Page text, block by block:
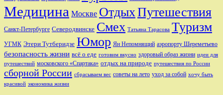
Медицина Москве ОтдыхПутешествия
Санкт-Петербурге Северодвинске Смех Татьяна Тарасова Туризм
УГМК Этери Тутберидзе Юмор Ян Непомнящий аэропорту Шереметьево
безопасность жизни всё о еде готовим вкусно здоровый образ жизни идеи для
путешествий московского «Спартака» отдых на природе путешествия по России
сборной России сбрасываем вес советы на лето уход за собой хочу быть
красивой экономика жизни